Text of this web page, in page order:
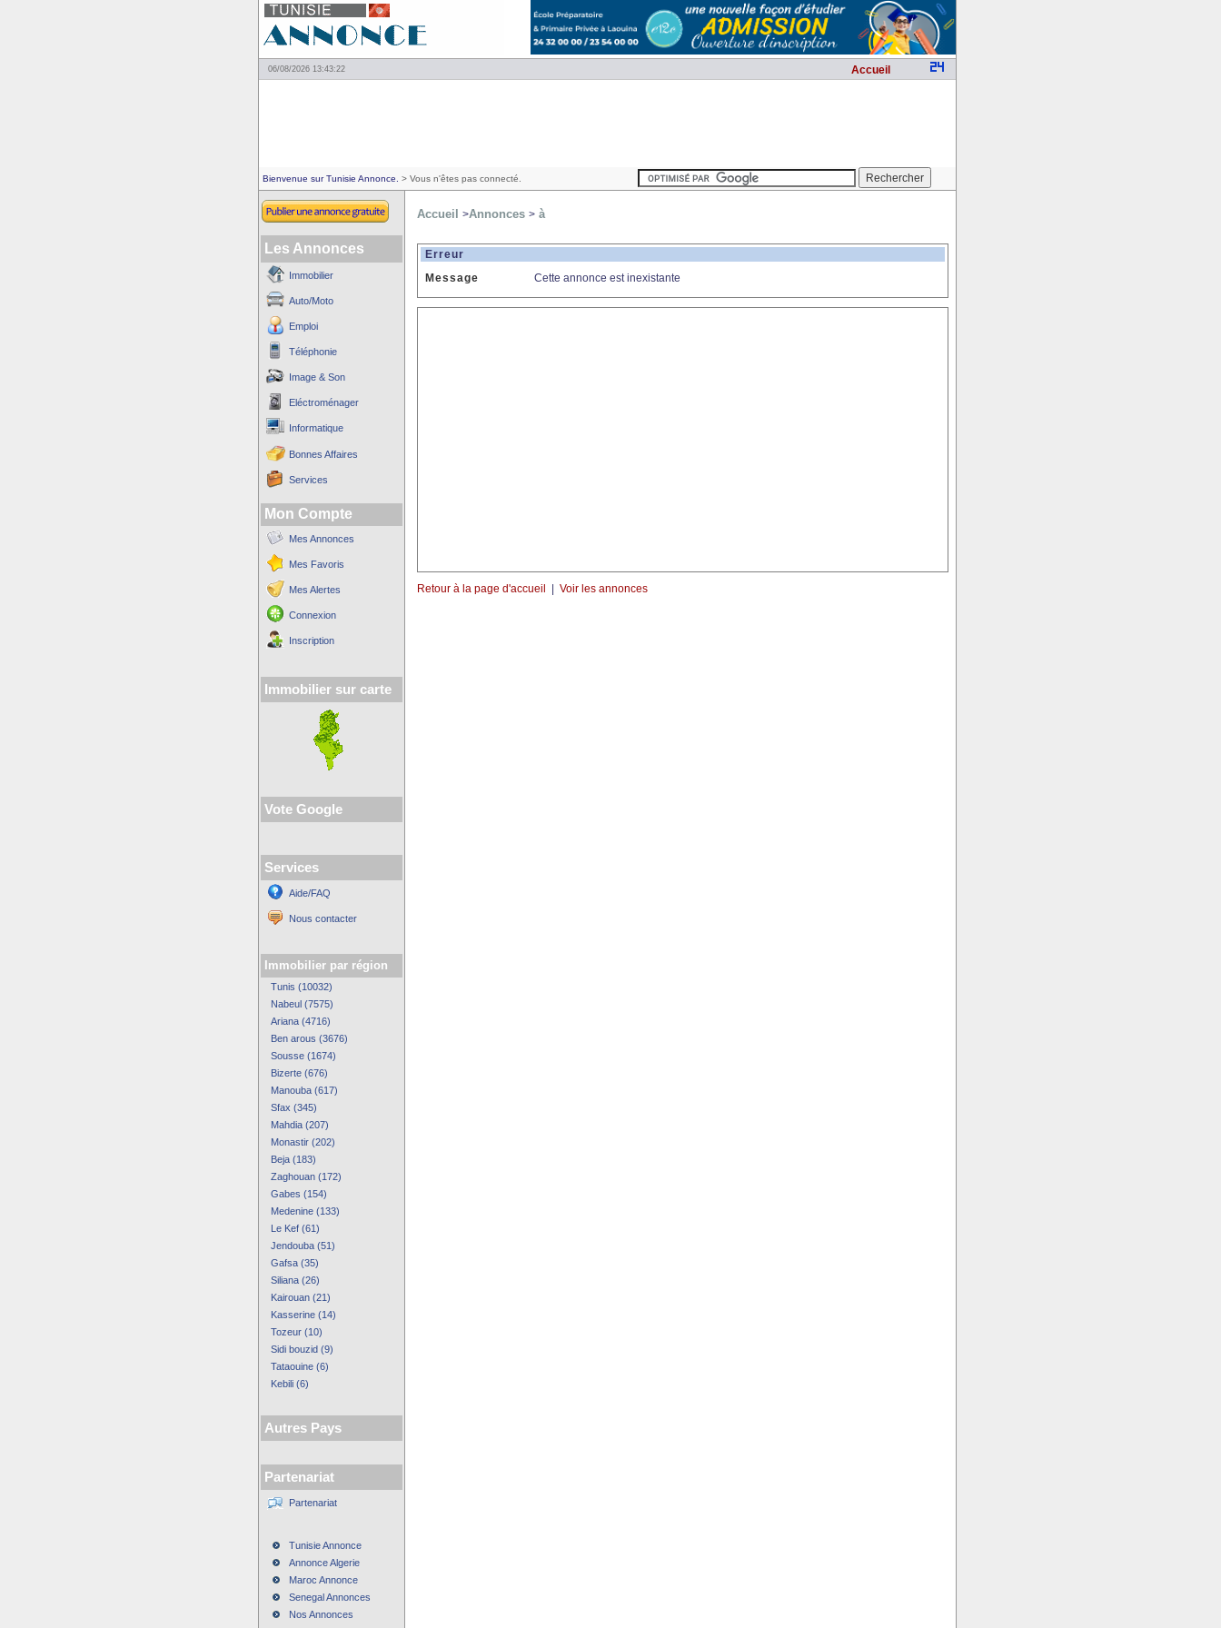
06/08/2026 13:43:22 Accueil
Bienvenue sur Tunisie Annonce. > Vous n'êtes pas connecté.
Les Annonces
Immobilier
Auto/Moto
Emploi
Téléphonie
Image & Son
Eléctroménager
Informatique
Bonnes Affaires
Services
Mon Compte
Mes Annonces
Mes Favoris
Mes Alertes
Connexion
Inscription
Immobilier sur carte
Vote Google
Services
Aide/FAQ
Nous contacter
Immobilier par région
Tunis (10032)
Nabeul (7575)
Ariana (4716)
Ben arous (3676)
Sousse (1674)
Bizerte (676)
Manouba (617)
Sfax (345)
Mahdia (207)
Monastir (202)
Beja (183)
Zaghouan (172)
Gabes (154)
Medenine (133)
Le Kef (61)
Jendouba (51)
Gafsa (35)
Siliana (26)
Kairouan (21)
Kasserine (14)
Tozeur (10)
Sidi bouzid (9)
Tataouine (6)
Kebili (6)
Autres Pays
Partenariat
Partenariat
Tunisie Annonce
Annonce Algerie
Maroc Annonce
Senegal Annonces
Nos Annonces
Accueil >Annonces >à
Erreur
Message
Cette annonce est inexistante
Retour à la page d'accueil Voir les annonces